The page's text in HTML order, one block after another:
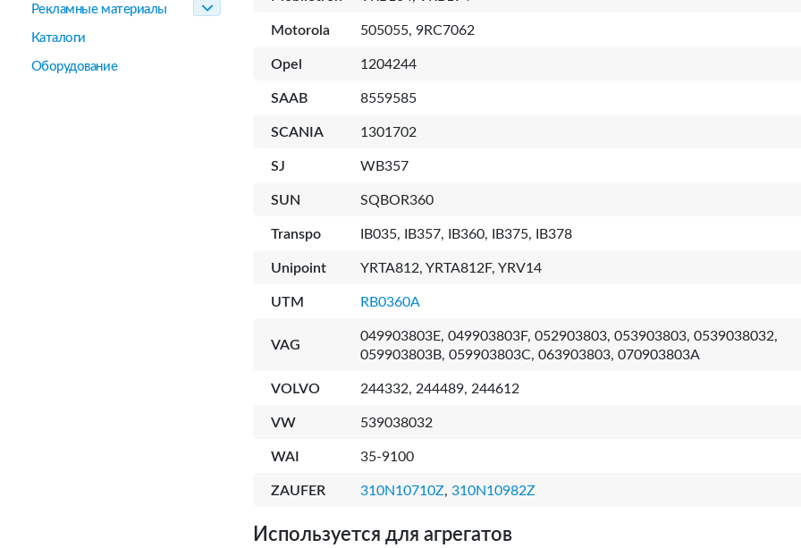
Рекламные материалы
Каталоги
Оборудование
Motorola 505055, 9RC7062
Opel 1204244
SAAB 8559585
SCANIA 1301702
SJ WB357
SUN SQBOR360
Transpo IB035, IB357, IB360, IB375, IB378
Unipoint YRTA812, YRTA812F, YRV14
UTM RB0360A
VAG
049903803E, 049903803F, 052903803, 053903803, 0539038032,
059903803B, 059903803C, 063903803, 070903803A
VOLVO 244332, 244489, 244612
VW 539038032
WAI 35-9100
ZAUFER 310N10710Z, 310N10982Z
Используется для агрегатов